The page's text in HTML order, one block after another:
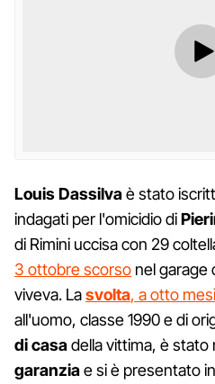
Louis Dassilvaè stato
indagati per l'omicidio di
di Rimini uccisa con 29
3 ottobre scorso nel garage
viveva. Lasvolta, a otto
all'uomo, classe 1990 e di
di casadella vittima, è stato
garanziae si è presentato